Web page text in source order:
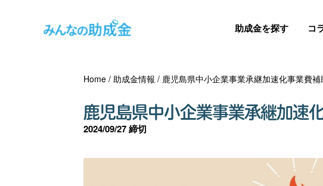
助成金を探す コ
Home /助成金情報 / 鹿児島県中小企業事業承継加速化事業費補
鹿児島県中小企業事業承継加速
2024/09/27 締切